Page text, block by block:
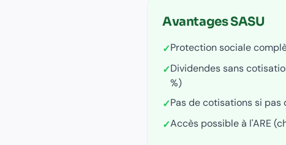
AvantagesSASU
✓Protection sociale
✓Dividendes sans
%)
✓Pas de cotisations si pas
✓Accès possible à l'ARE